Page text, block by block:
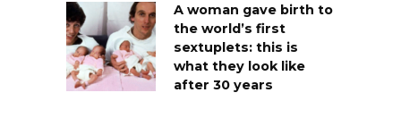
A woman gave birth to
the world’s first
sextuplets: this is
what they look like
after 30 years